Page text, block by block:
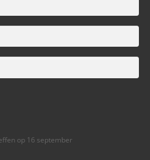
op 16 september